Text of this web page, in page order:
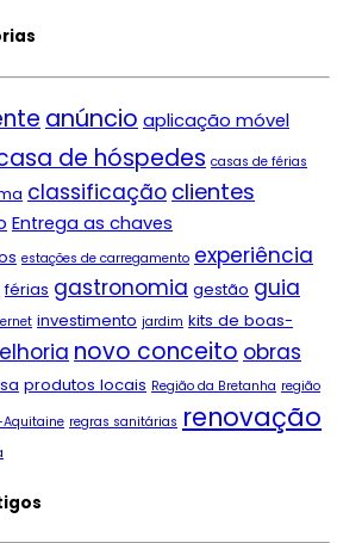
anúncio aplicação móvel
de hóspedes casas de férias
classificação clientes
Entrega as chaves
estações de carregamento experiência
férias gastronomia gestão guia
investimento jardim kits de boas-
novo conceito obras
produtos locais Região da Bretanha região
Aquitaine regras sanitárias renovação